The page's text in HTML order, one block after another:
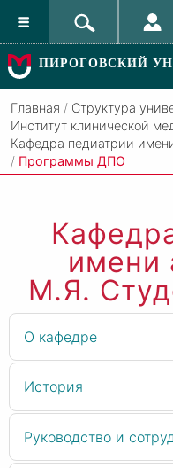
ПИРОГОВСКИЙ
Главная / Структура
Институт клинической
Кафедра педиатрии
/ Программы ДПО
имени
М.Я.
О кафедре
История
Руководство и